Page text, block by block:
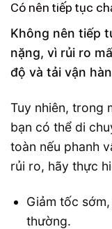
Có nên tiếp tục
Không nên tiếp
nặng, vì rủi ro
độ và tải vận
Tuy nhiên, trong
bạn có thể di
toàn nếu phanh
rủi ro, hãy thực
Giảm tốc
thường.